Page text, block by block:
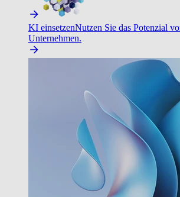
KI einsetzenNutzen Sie das Potenzial
Unternehmen.